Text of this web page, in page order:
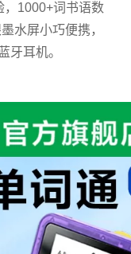
，1000+词书语数
水屏小巧便携，
牙耳机。